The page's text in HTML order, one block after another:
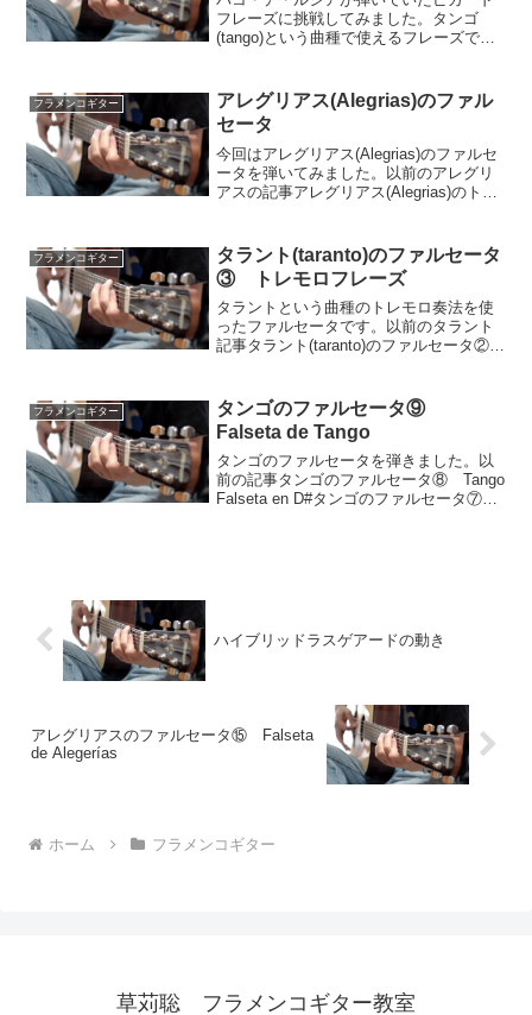
フレーズに挑戦してみました。タンゴ
(tango)という曲種で使えるフレーズで
うのは人差し指と中指の二本で単音を普
通のピッキングのよう...
フラメンコギター
アレグリアス(Alegrias)のファル
セータ
今回はアレグリアス(Alegrias)のファルセ
ータを弾いてみました。以前のアレグリ
アスの記事アレグリアス(Alegrias)のトレ
アレグリアスは12拍子の曲種です...
フラメンコギター
タラント(taranto)のファルセータ
③ トレモロフレーズ
タラントという曲種のトレモロ奏法を使
ったファルセータです。以前のタラント
記事タラント(taranto)のファルセータ②タ
弾く曲種です。レギュラーチューニン...
フラメンコギター
タンゴのファルセータ⑨
Falseta de Tango
タンゴのファルセータを弾きました。以
前の記事タンゴのファルセータ⑧ Tango
Falseta en D#タンゴのファルセータ⑦
ハイブリッドラスゲアードの動き
アレグリアスのファルセータ⑮ Falseta
de Alegerías
ホーム フラメンコギター
草苅聡 フラメンコギター教室